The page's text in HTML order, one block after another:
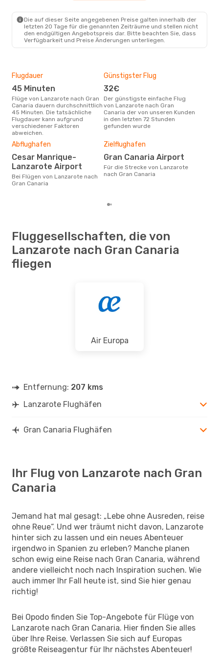
Die auf dieser Seite angegebenen Preise galten innerhalb der
letzten 20 Tage für die genannten Zeiträume und stellen nicht
den endgültigen Angebotspreis dar. Bitte beachten Sie, dass
Verfügbarkeit und Preise Änderungen unterliegen.
Flugdauer
45 Minuten
Flüge von Lanzarote nach Gran
Canaria dauern durchschnittlich
45 Minuten. Die tatsächliche
Flugdauer kann aufgrund
verschiedener Faktoren
abweichen.
Günstigster Flug
32€
Der günstigste einfache Flug
von Lanzarote nach Gran
Canaria der von unseren Kunden
in den letzten 72 Stunden
gefunden wurde
Abflughafen
Cesar Manrique-
Lanzarote Airport
Bei Flügen von Lanzarote nach
Gran Canaria
Zielflughafen
Gran Canaria Airport
Für die Strecke von Lanzarote
nach Gran Canaria
Fluggesellschaften, die von
Lanzarote nach Gran Canaria
fliegen
Air Europa
Entfernung: 207 kms
Lanzarote Flughäfen
Gran Canaria Flughäfen
Ihr Flug von Lanzarote nach Gran
Canaria
Jemand hat mal gesagt: „Lebe ohne Ausreden, reise
ohne Reue“. Und wer träumt nicht davon, Lanzarote
hinter sich zu lassen und ein neues Abenteuer
irgendwo in Spanien zu erleben? Manche planen
schon ewig eine Reise nach Gran Canaria, während
andere vielleicht noch nach Inspiration suchen. Wie
auch immer Ihr Fall heute ist, sind Sie hier genau
richtig!
Bei Opodo finden Sie Top-Angebote für Flüge von
Lanzarote nach Gran Canaria. Hier finden Sie alles
über Ihre Reise. Verlassen Sie sich auf Europas
größte Reiseagentur für Ihr nächstes Abenteuer!